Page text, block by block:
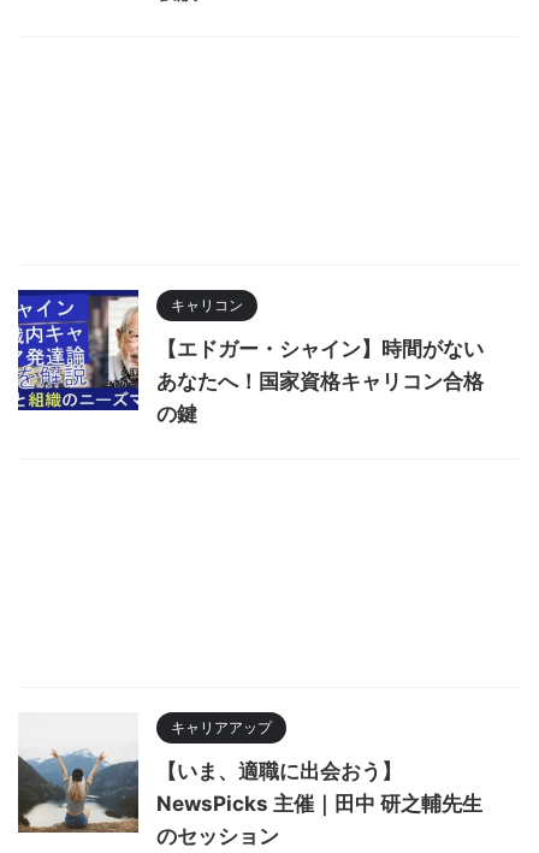
キャリコン
【エドガー・シャイン】時間がない
あなたへ！国家資格キャリコン合格
の鍵
キャリアアップ
【いま、適職に出会おう】
NewsPicks 主催｜田中 研之輔先生
のセッション